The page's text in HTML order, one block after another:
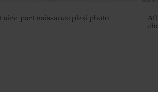
Faire-part naissance plexi photo